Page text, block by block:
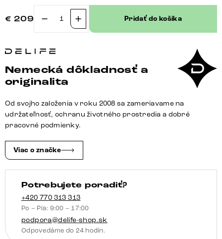
€ 209
množstvo
jedálenská
Vinja-
Flex
tkanina
mäkká
béžová
stolička
plochá
titánová
farba
Pridať do košíka
Nemecká dôkladnosť a
originalita
Od svojho založenia v roku 2008 sa zameriavame na
udržateľnosť, ochranu životného prostredia a dobré
pracovné podmienky.
Viac o značke
Potrebujete poradiť?
+420 770 313 313
Po – Pia: 9:00 – 17:00
podpora@delife-shop.sk
Odpovedáme do 24 hodín.